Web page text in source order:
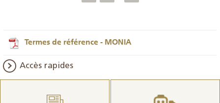
Termes de référence - MONIA
Accès rapides